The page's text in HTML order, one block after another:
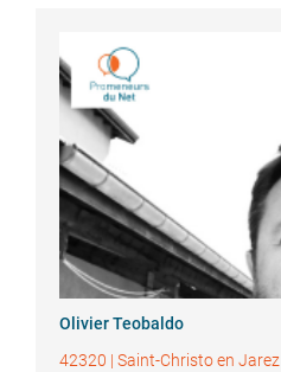
Olivier Teobaldo
42320 | Saint-Christo en Jarez